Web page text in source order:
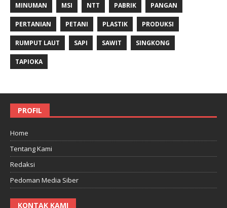
MINUMAN MSI NTT PABRIK PANGAN
PERTANIAN PETANI PLASTIK PRODUKSI
RUMPUT LAUT SAPI SAWIT SINGKONG
TAPIOKA
PROFIL
Home
Tentang Kami
Redaksi
Pedoman Media Siber
KONTAK KAMI